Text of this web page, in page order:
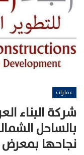
عقارات
شركة البناء
بالساحل
نجاحها بمعرض